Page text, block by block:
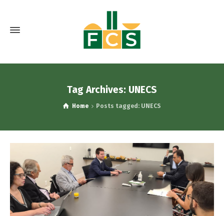
Tag Archives: UNECS
Home Posts tagged: UNECS